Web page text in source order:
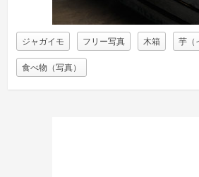
ジャガイモ フリー写真 木箱 芋（
食べ物（写真）